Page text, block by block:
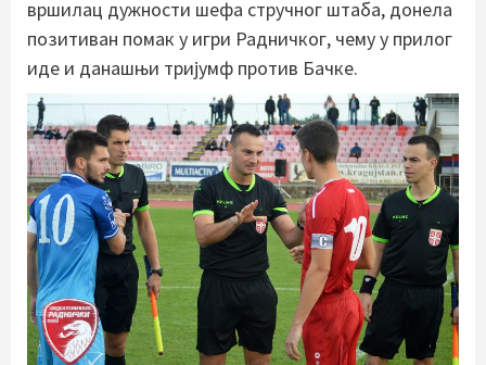
вршилац дужности шефа стручног штаба, донела
позитиван помак у игри Радничког, чему у прилог
иде и данашњи тријумф против Бачке.